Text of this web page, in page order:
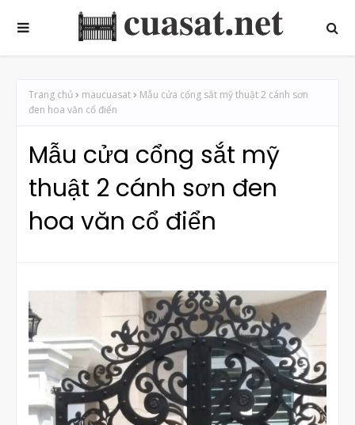
Trang chủ maucuasat
Mẫu cửa cổng sắt mỹ thuật 2 cánh sơn
đen hoa văn cổ điển
Mẫu cửa cổng sắt mỹ
thuật 2 cánh sơn đen
hoa văn cổ điển